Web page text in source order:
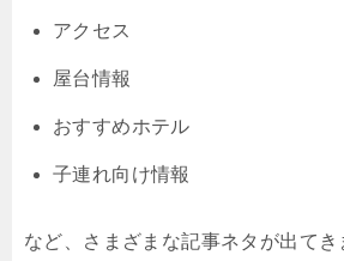
アクセス
屋台情報
おすすめホテル
子連れ向け情報
など、さまざまな記事ネタが出てき